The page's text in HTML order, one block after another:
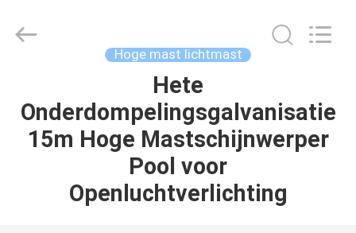
PRODUCTEN
VIDEOS
co.,ltd.
Hoge mast lichtmast
Hete
Onderdompelingsgalvanisatie
15m Hoge Mastschijnwerper
Pool voor
Openluchtverlichting